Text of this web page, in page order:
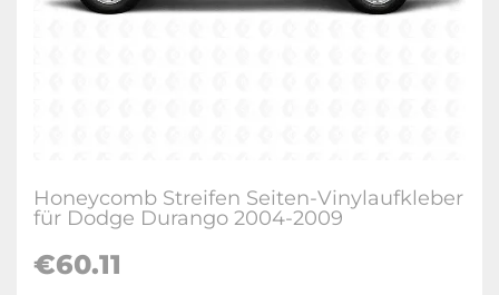
Honeycomb Streifen Seiten-Vinylaufkleber
für Dodge Durango 2004-2009
€60.11